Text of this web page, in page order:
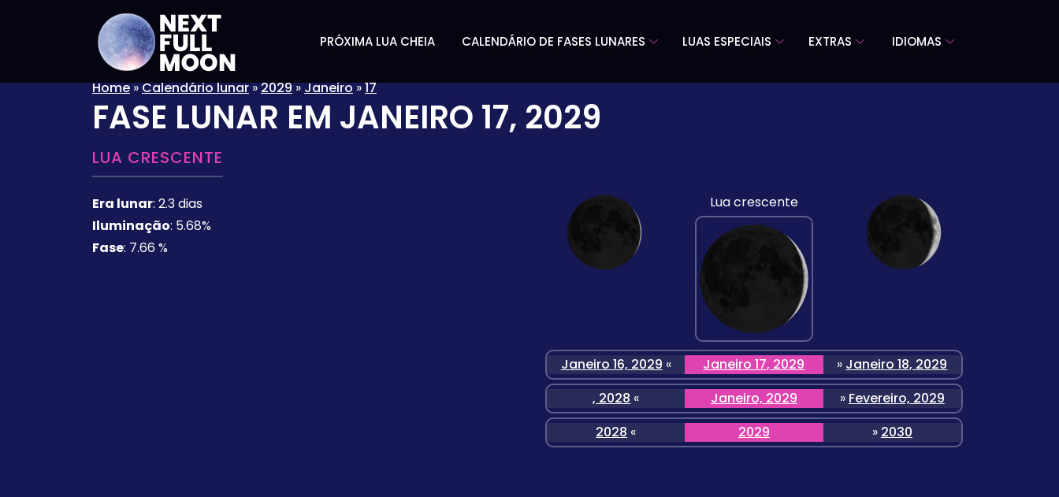
PRÓXIMA LUA CHEIA CALENDÁRIO DE FASES LUNARES LUAS ESPECIAIS EXTRAS IDIOMAS
Home»Calendário lunar»2029»Janeiro»17
FASE LUNAR EM JANEIRO 17, 2029
LUA CRESCENTE
Era lunar: 2.3 dias
Iluminação: 5.68%
Fase: 7.66 %
Lua crescente
Janeiro 16, 2029 « Janeiro 17, 2029 » Janeiro 18, 2029
, 2028 « Janeiro, 2029 » Fevereiro, 2029
2028 « 2029 » 2030